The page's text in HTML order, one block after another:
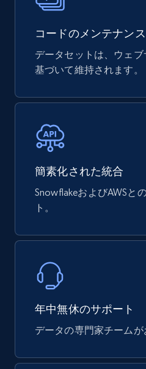
775+
mercadolivre.com.br
Tags, Final price, Original
eCommerce
747+ 39+
Review rating, Review,
more.
eCommerce
コードのメンテナンス
データセットは、ウェ
基づいて維持されます。
簡素化された統合
SnowflakeおよびAWSと
ト。
年中無休のサポート
データの専門家チームが